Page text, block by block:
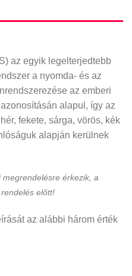
az egyik legelterjedtebb
a nyomda- és az
az emberi
alapul, így az
fekete, sárga, vörös, kék
alapján kerülnek
érkezik, a
előtt!
az alábbi három érték